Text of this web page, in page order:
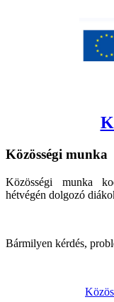
Közösségi munka
Közösségi munka
hétvégén dolgozó
Bármilyen kérdés,